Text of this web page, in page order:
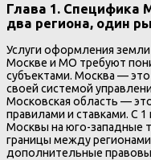
Глава 1. Специфика
два региона, один
Услуги оформления
Москве и МО требуют
субъектами. Москва —
своей системой
Московская область —
правилами и ставками. С
Москвы на юго-западные
границы между
дополнительные